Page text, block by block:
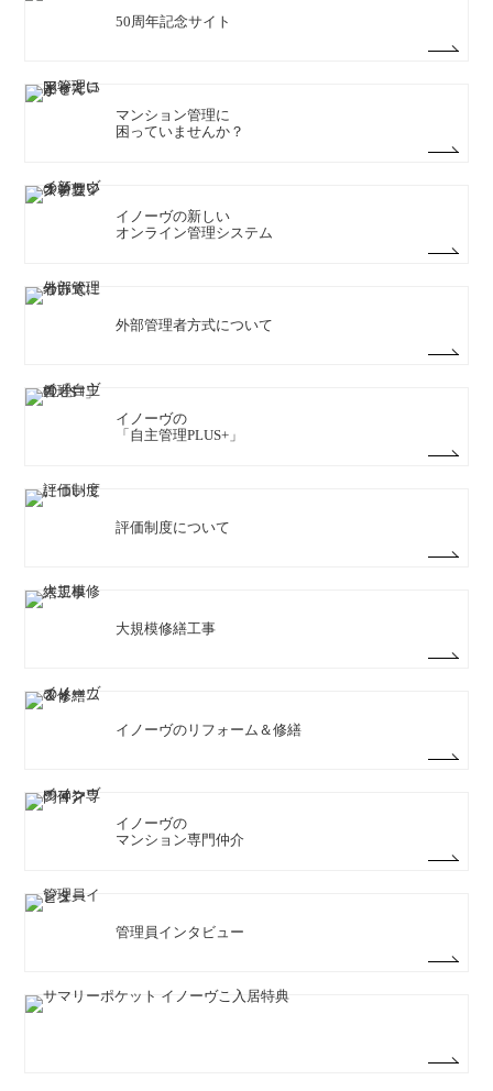
50周年記念サイト
マンション管理に
困っていませんか？
イノーヴの新しい
オンライン管理システム
外部管理者方式について
イノーヴの
「自主管理PLUS+」
評価制度について
大規模修繕工事
イノーヴのリフォーム＆修繕
イノーヴの
マンション専門仲介
管理員インタビュー